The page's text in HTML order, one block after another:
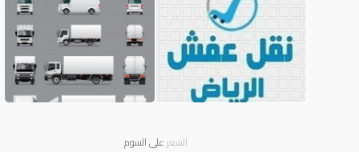
السعر على السوم